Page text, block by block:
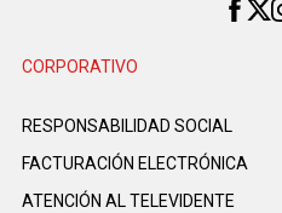
CORPORATIVO
RESPONSABILIDAD SOCIAL
FACTURACIÓN ELECTRÓNICA
ATENCIÓN AL TELEVIDENTE